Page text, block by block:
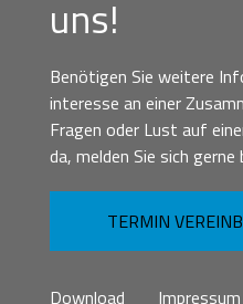
uns!
Benötigen Sie weitere
interesse an einer
Fragen oder Lust auf
da, melden Sie sich gerne
TERMIN
Download Impressum